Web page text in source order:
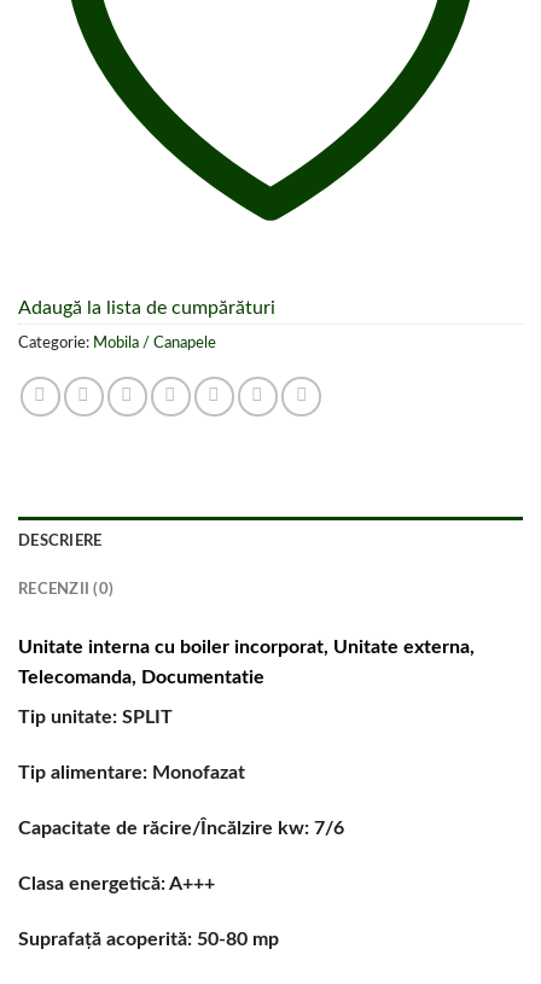
Adaugă la lista de cumpărături
Categorie: Mobila / Canapele
DESCRIERE
RECENZII (0)
Unitate interna cu boiler incorporat, Unitate externa,
Telecomanda, Documentatie
Tip unitate: SPLIT
Tip alimentare: Monofazat
Capacitate de răcire/Încălzire kw: 7/6
Clasa energetică: A+++
Suprafață acoperită: 50-80 mp